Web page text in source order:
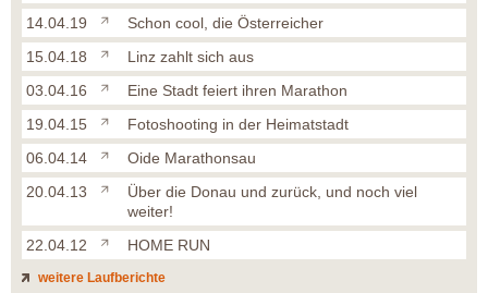
14.04.19
Schon cool, die Österreicher
15.04.18
Linz zahlt sich aus
03.04.16
Eine Stadt feiert ihren Marathon
19.04.15
Fotoshooting in der Heimatstadt
06.04.14
Oide Marathonsau
20.04.13
Über die Donau und zurück, und noch viel
weiter!
22.04.12
HOME RUN
weitere Laufberichte